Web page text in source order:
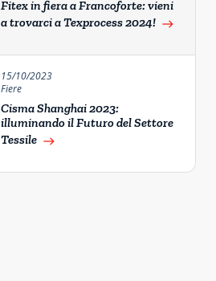
Fitex in fiera a Francoforte: vieni
a trovarci a Texprocess 2024! east
15/10/2023
Fiere
Cisma Shanghai 2023:
illuminando il Futuro del Settore
Tessile east